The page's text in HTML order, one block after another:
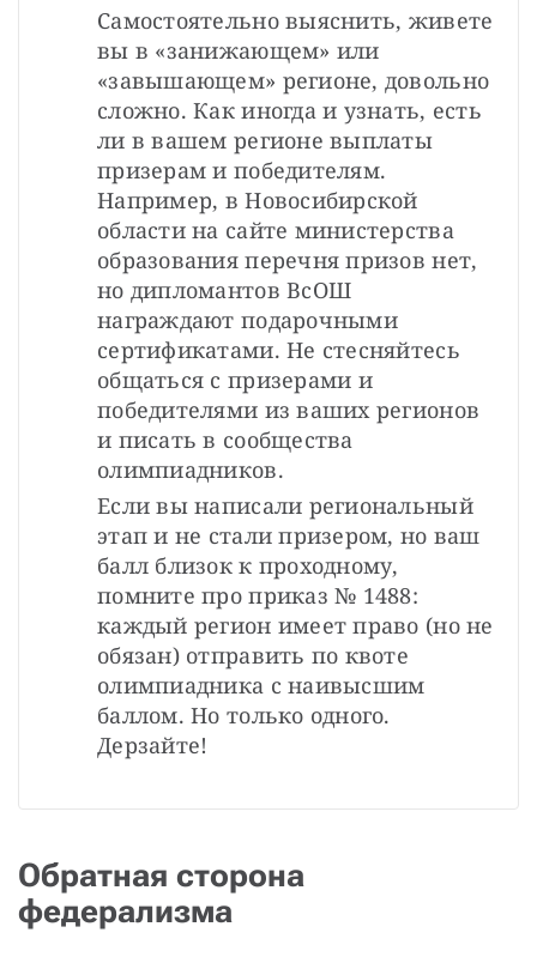
Самостоятельно выяснить, живете
вы в «занижающем» или
«завышающем» регионе, довольно
сложно. Как иногда и узнать, есть
ли в вашем регионе выплаты
призерам и победителям.
Например, в Новосибирской
области на сайте министерства
образования перечня призов нет,
но дипломантов ВсОШ
награждают подарочными
сертификатами. Не стесняйтесь
общаться с призерами и
победителями из ваших регионов
и писать в сообщества
олимпиадников.
Если вы написали региональный
этап и не стали призером, но ваш
балл близок к проходному,
помните про приказ № 1488:
каждый регион имеет право (но не
обязан) отправить по квоте
олимпиадника с наивысшим
баллом. Но только одного.
Дерзайте!
Обратная сторона
федерализма